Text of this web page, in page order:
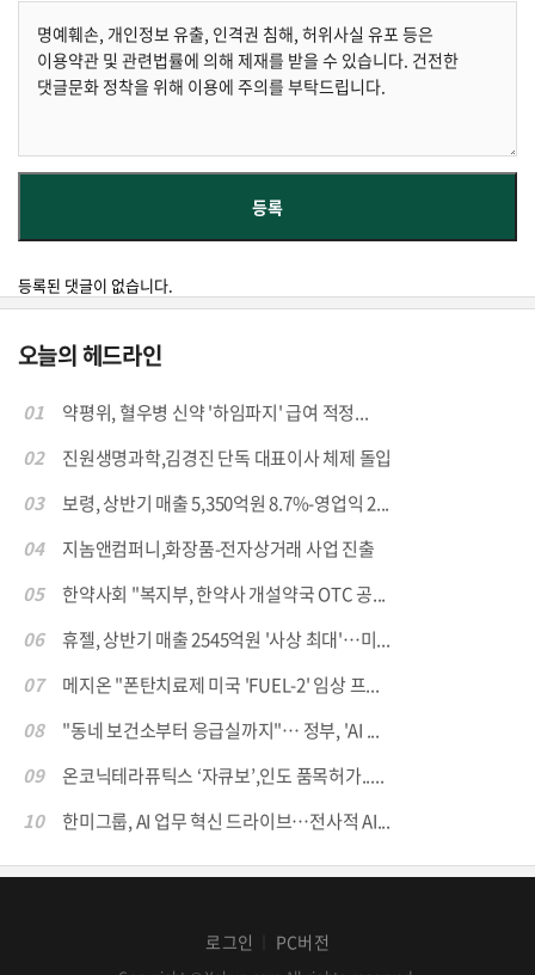
등록된 댓글이 없습니다.
오늘의 헤드라인
01
약평위, 혈우병 신약 '하임파지' 급여 적정...
02
진원생명과학,김경진 단독 대표이사 체제 돌입
03
보령, 상반기 매출 5,350억원 8.7%-영업익 2...
04
지놈앤컴퍼니,화장품-전자상거래 사업 진출
05
한약사회 "복지부, 한약사 개설약국 OTC 공...
06
휴젤, 상반기 매출 2545억원 '사상 최대'…미...
07
메지온 "폰탄치료제 미국 'FUEL-2' 임상 프...
08
"동네 보건소부터 응급실까지"… 정부, 'AI ...
09
온코닉테라퓨틱스 ‘자큐보’,인도 품목허가.....
10
한미그룹, AI 업무 혁신 드라이브…전사적 AI...
로그인 PC버전